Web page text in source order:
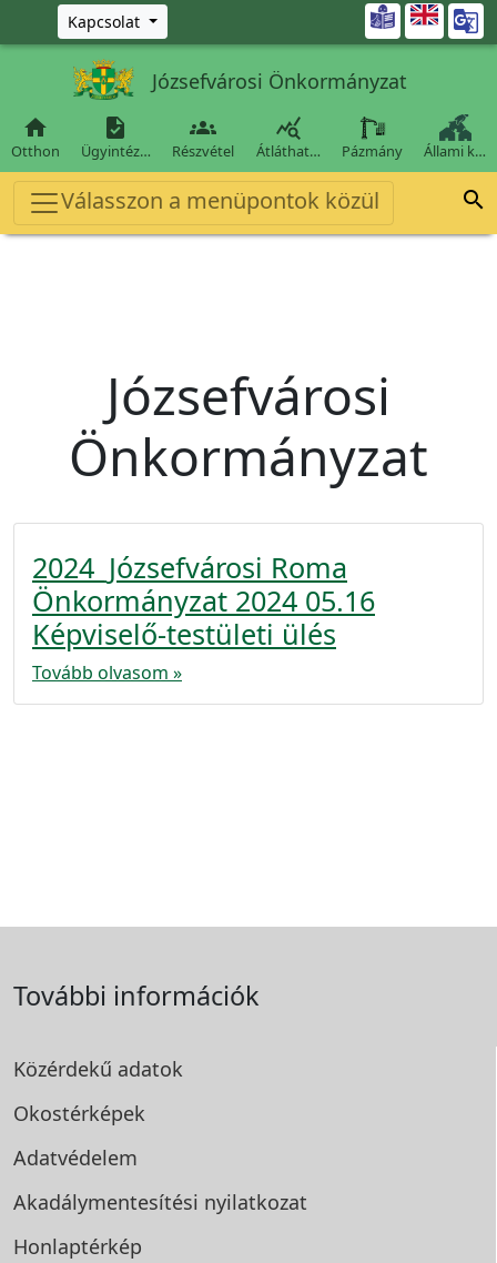
Ugrás a fő tartalomra
Kapcsolat 
Józsefvárosi Önkormányzat

Otthon

Ügyintéz…

Részvétel

Átláthat… Pázmány Állami k…
Válasszon a menüpontok közül 
Józsefvárosi
Önkormányzat
2024_Józsefvárosi Roma
Önkormányzat 2024 05.16
Képviselő-testületi ülés
Tovább olvasom »
További információk
Közérdekű adatok
Okostérképek
Adatvédelem
Akadálymentesítési nyilatkozat
Honlaptérkép